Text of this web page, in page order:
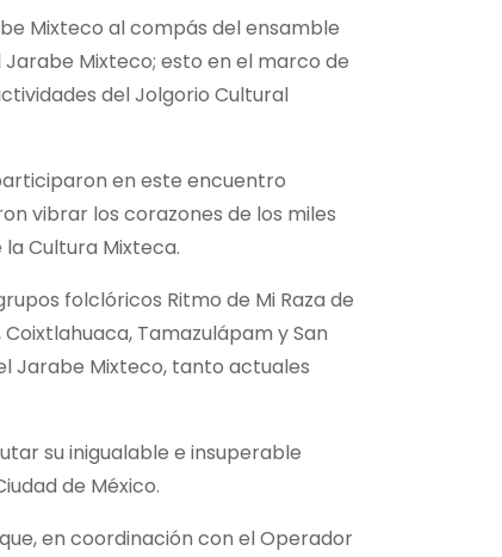
Mixteco al compás del ensamble
Mixteco; esto en el marco de
del Jolgorio Cultural
en este encuentro
vibrar los corazones de los miles
Cultura Mixteca.
folclóricos Ritmo de Mi Raza de
Tamazulápam y San
Jarabe Mixteco, tanto actuales
su inigualable e insuperable
de México.
en coordinación con el Operador